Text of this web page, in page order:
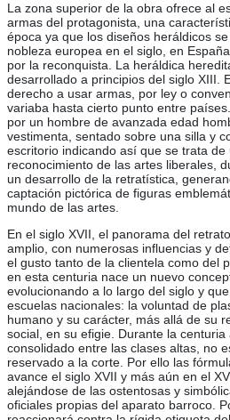
La zona superior de la obra ofrece al
armas del protagonista, una
época ya que los diseños heráldicos
nobleza europea en el siglo, en
por la reconquista. La heráldica
desarrollado a principios del siglo XIII.
derecho a usar armas, por ley o
variaba hasta cierto punto entre
por un hombre de avanzada edad
vestimenta, sentado sobre una silla y
escritorio indicando así que se trata
reconocimiento de las artes liberales,
un desarrollo de la retratística,
captación pictórica de figuras
mundo de las artes.
En el siglo XVII, el panorama del
amplio, con numerosas influencias y
el gusto tanto de la clientela como del
en esta centuria nace un nuevo
evolucionando a lo largo del siglo y
escuelas nacionales: la voluntad de
humano y su carácter, más allá de su
social, en su efigie. Durante la
consolidado entre las clases altas, no
reservado a la corte. Por ello las
avance el siglo XVII y más aún en el
alejándose de las ostentosas y
oficiales propias del aparato barroco.